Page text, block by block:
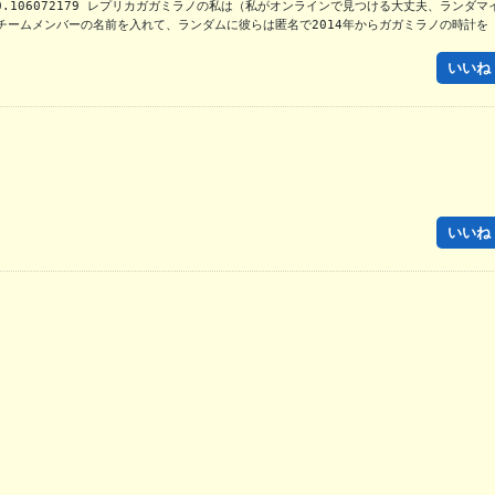
ムメンバーの名前を入れて、ランダムに彼らは匿名で2014年からガガミラノの時計を
いいね
いいね